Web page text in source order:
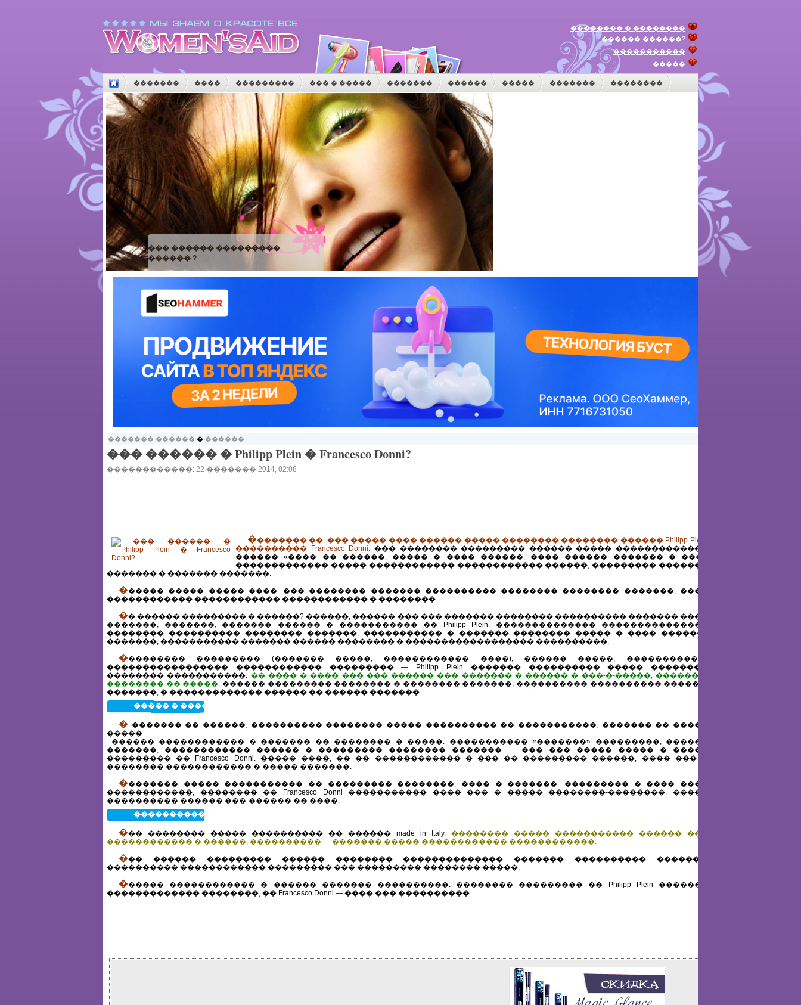
�������� � ��������
������ ������?
�����������
�����
������� ���� ��������� ��� � ����� ������� ������ ����� ������� ��������
���� ������ ���������� ������ �������
��� ������ ���������
������ ?
������� ������ � ������
��� ������ � Philipp Plein � Francesco Donni?
������������: 22 ������� 2014, 02:08
�������� ��, ��� ����� ���� ������ ����� �������� �������� ������ Philipp Plein �
���������� Francesco Donni.
��� �������� ��������� ������ ����� ��������������
������ «���� �� ������, ����� � ���� ������, ���� ������ ������� � ����»,
������������� ����� ������������ ������������ ������, ��������� ��������
������� � ������� �������.
������ ����� ����� ����. ��� �������� ������� ���������� �������� �������� �������, �����
������������ ������������ ������������ � ��������.
�� ������ ��������� � ������? ������, ������ ��� ��� ������� �������� ���������� ������� �����
�������, �������, ������� ������ � ����������� �� Philipp Plein. �������������� ����������������
�������� ���������� �������� �������, ����������� � ������� �������� ����� � ���� ������ �
�������, ����������� ������� ������ �������� � ������������������ ����������.
��������� ��������� (������� �����, ������������ ����), ������ �����, ���������� �
����������������� ������������ ��������� — Philipp Plein ������� ���������� ����� ������� �
�������� �����������. �� ���� � ���� ��� ��� ������ ��� ������� � ������ � ���-�-�����, ������� �
�������� �� �����. ������ ��������� �������� � �������� �������, ���������� ���������� ������ �
�������, � ������������� ������ �� ������ �������.
����� � ���������� �� Francesco Donni
� ������� �� ������, ���������� �������� ����� ���������� �� �����������, ������� �� ������
�����
������ ������������ � ������� �� �������� � �����. ����������� «�������» ���������, �������
�������, ������������ ������ � ��������� �������� ������� — ��� ��� ����� ����� � ������
��������� �� Francesco Donni. ����� ����, �� �� ������������ � ��� �� ��������� ������, ���� ��� ��
�������� ������������ � ����� �������.
�������� ����� ����������� �� ��������� ��������, ���� � �������. ��������� � ���� �����
������������, �������� �� Francesco Donni ����������� ���� ��� � ����� ��������-��������. ������
���������� ������ ���-������ �� ����.
����������� ���������� � ������
��� �������� ����� ���������� �� ������ made in Italy. �������� ����� ����������� ������ ����
������������ � ������, ���������� — ������� ����� ������������ ������������.
��� ������ ��������� ������ �������� �������������� ������� ���������� ��������,
���������� ������������ ��������� ��� ��������� �������� �����.
������ ������������ � ������ ������� ����������. �������� ��������� �� Philipp Plein ��������
������������� ��������, �� Francesco Donni — ���� ��� ����������.